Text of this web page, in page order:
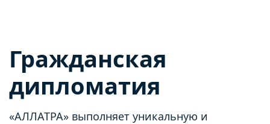
Гражданская
дипломатия
«АЛЛАТРА» выполняет уникальную и